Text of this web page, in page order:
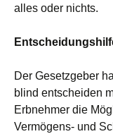
alles oder nichts.
Der Gesetzgeber
blind entscheiden
Erbnehmer die
Vermögens- und